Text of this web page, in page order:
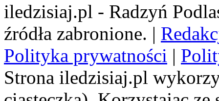
iledzisiaj.pl - Radzyń
źródła zabronione. |
Polityka prywatności |
Strona iledzisiaj.pl